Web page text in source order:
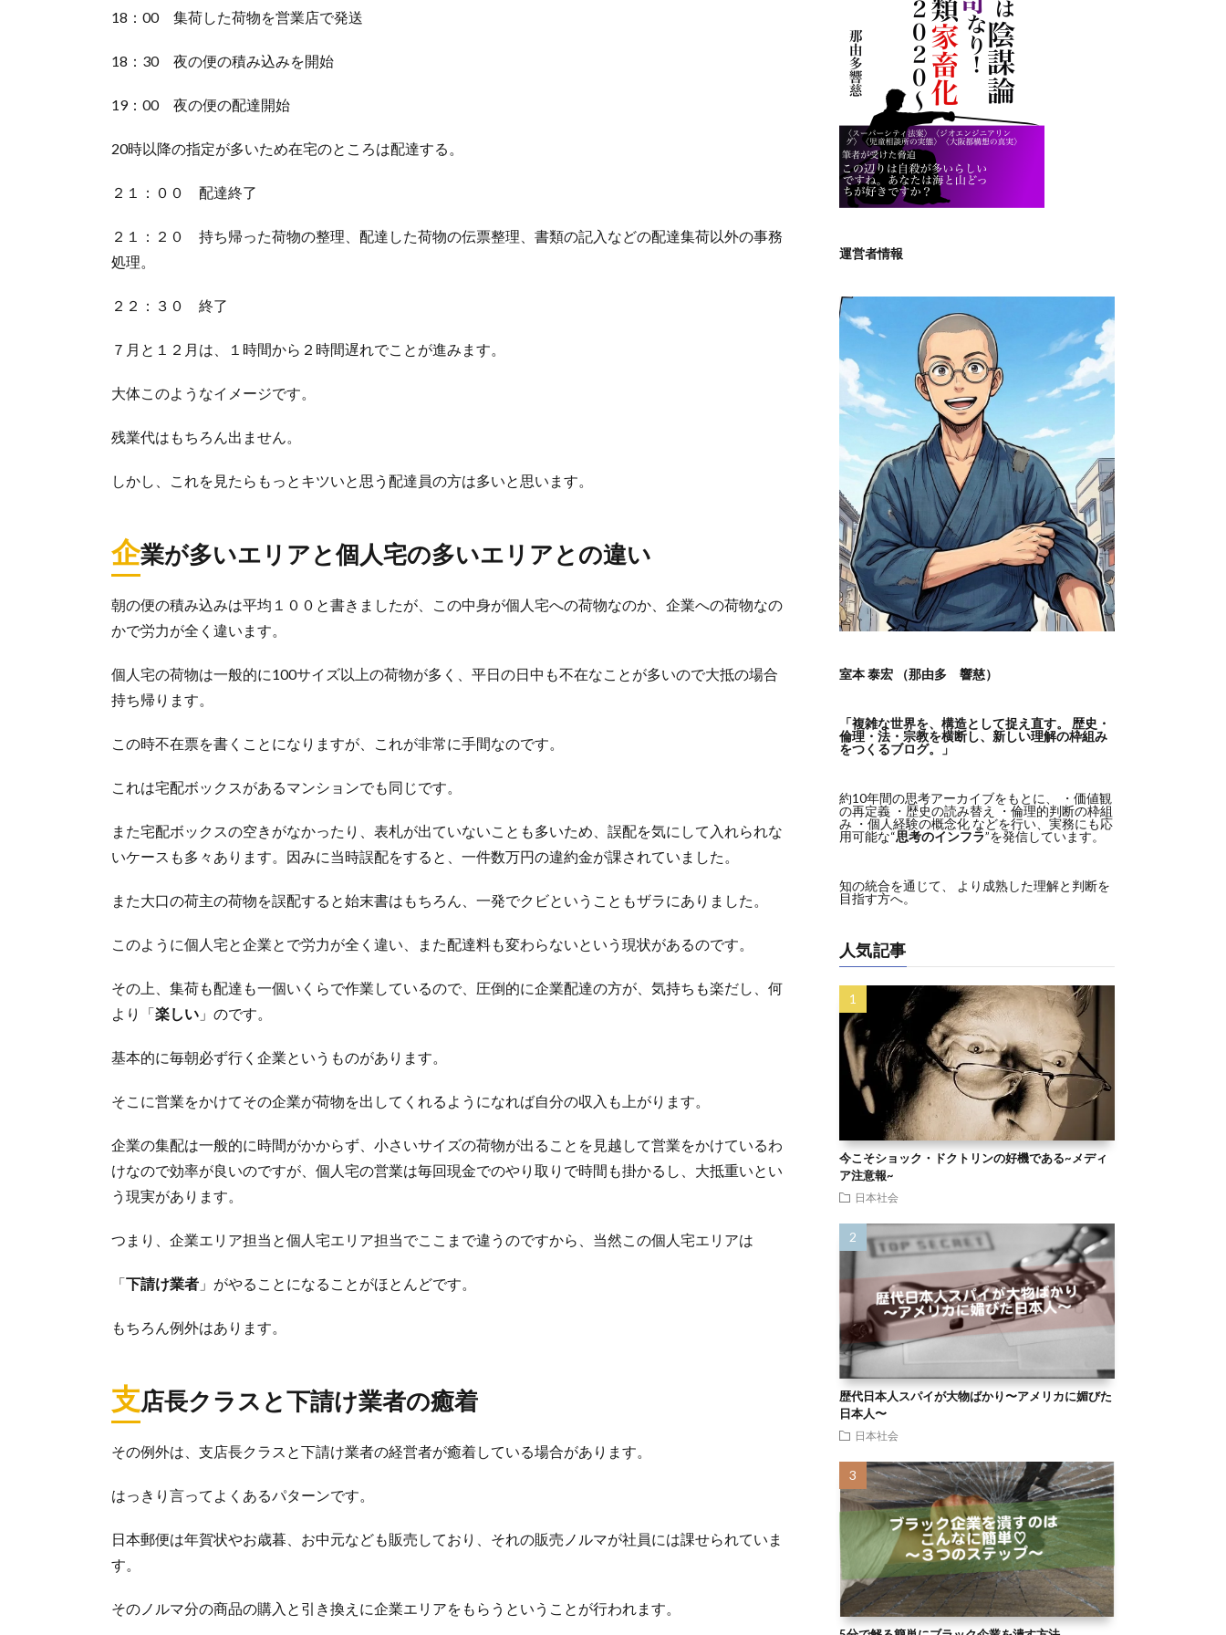
18：00 集荷した荷物を営業店で発送
18：30 夜の便の積み込みを開始
19：00 夜の便の配達開始
20時以降の指定が多いため在宅のところは配達する。
２１：００ 配達終了
２１：２０ 持ち帰った荷物の整理、配達した荷物の伝票整理、書類の記入などの配達集荷以外の事務
処理。
２２：３０ 終了
７月と１２月は、１時間から２時間遅れでことが進みます。
大体このようなイメージです。
残業代はもちろん出ません。
しかし、これを見たらもっとキツいと思う配達員の方は多いと思います。
企業が多いエリアと個人宅の多いエリアとの違い
朝の便の積み込みは平均１００と書きましたが、この中身が個人宅への荷物なのか、企業への荷物なの
かで労力が全く違います。
個人宅の荷物は一般的に100サイズ以上の荷物が多く、平日の日中も不在なことが多いので大抵の場合
持ち帰ります。
この時不在票を書くことになりますが、これが非常に手間なのです。
これは宅配ボックスがあるマンションでも同じです。
また宅配ボックスの空きがなかったり、表札が出ていないことも多いため、誤配を気にして入れられな
いケースも多々あります。因みに当時誤配をすると、一件数万円の違約金が課されていました。
また大口の荷主の荷物を誤配すると始末書はもちろん、一発でクビということもザラにありました。
このように個人宅と企業とで労力が全く違い、また配達料も変わらないという現状があるのです。
その上、集荷も配達も一個いくらで作業しているので、圧倒的に企業配達の方が、気持ちも楽だし、何
より「楽しい 」のです。
基本的に毎朝必ず行く企業というものがあります。
そこに営業をかけてその企業が荷物を出してくれるようになれば自分の収入も上がります。
企業の集配は一般的に時間がかからず、小さいサイズの荷物が出ることを見越して営業をかけているわ
けなので効率が良いのですが、個人宅の営業は毎回現金でのやり取りで時間も掛かるし、大抵重いとい
う現実があります。
つまり、企業エリア担当と個人宅エリア担当でここまで違うのですから、当然この個人宅エリアは
「下請け業者 」がやることになることがほとんどです。
もちろん例外はあります。
支店長クラスと下請け業者の癒着
その例外は、支店長クラスと下請け業者の経営者が癒着している場合があります。
はっきり言ってよくあるパターンです。
日本郵便は年賀状やお歳暮、お中元なども販売しており、それの販売ノルマが社員には課せられていま
す。
そのノルマ分の商品の購入と引き換えに企業エリアをもらうということが行われます。
運営者情報
室本 泰宏 （那由多 響慈）
「複雑な世界を、構造として捉え直す。
歴史・
倫理・法・宗教を横断し、新しい理解の枠組み
をつくるブログ。」
約10年間の思考アーカイブをもとに、 ・価値観
の再定義 ・歴史の読み替え ・倫理的判断の枠組
み ・個人経験の概念化 などを行い、実務にも応
用可能な“思考のインフラ”を発信しています。
知の統合を通じて、 より成熟した理解と判断を
目指す方へ。
人気記事
今こそショック・ドクトリンの好機である~メディ
ア注意報~
日本社会
歴代日本人スパイが大物ばかり〜アメリカに媚びた
日本人〜
日本社会